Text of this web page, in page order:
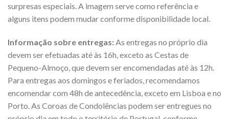
surpresas especiais. A imagem serve como referência e
alguns itens podem mudar conforme disponibilidade local.
Informação sobre entregas:As entregas no próprio dia
devem ser efetuadas até às 16h, exceto as Cestas de
Pequeno-Almoço, que devem ser encomendadas até às 12h.
Para entregas aos domingos e feriados, recomendamos
encomendar com 48h de antecedência, exceto em Lisboa e no
Porto. As Coroas de Condolências podem ser entregues no